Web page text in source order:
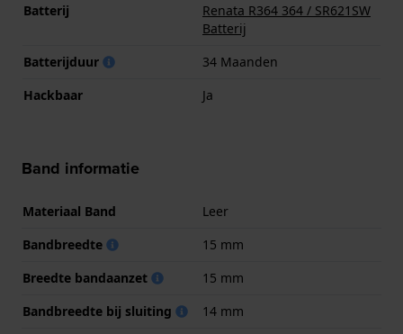
Batterij
Renata R364 364 / SR621SW
Batterij
Batterijduur
34 Maanden
Hackbaar
Ja
Band informatie
Materiaal Band
Leer
Bandbreedte
15 mm
Breedte bandaanzet
15 mm
Bandbreedte bij sluiting
14 mm